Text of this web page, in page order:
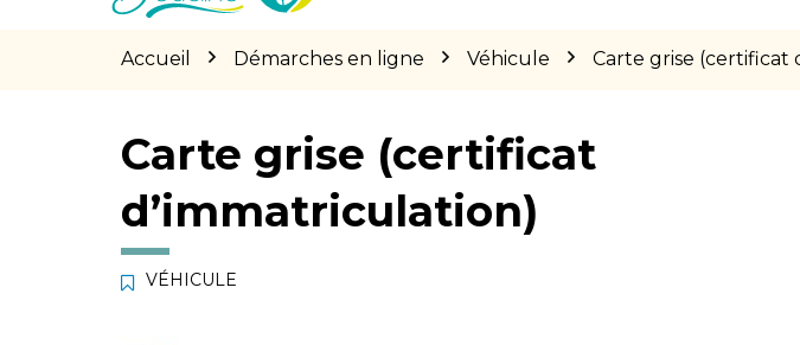
Accueil Démarches en ligne Véhicule Carte grise (certificat
Carte grise (certificat
d’immatriculation)
VÉHICULE